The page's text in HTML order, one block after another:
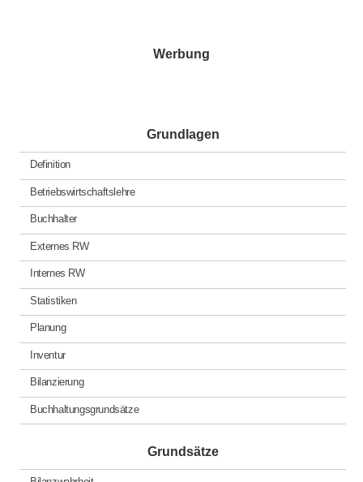
Werbung
Grundlagen
Definition
Betriebswirtschaftslehre
Buchhalter
Externes RW
Internes RW
Statistiken
Planung
Inventur
Bilanzierung
Buchhaltungsgrundsätze
Grundsätze